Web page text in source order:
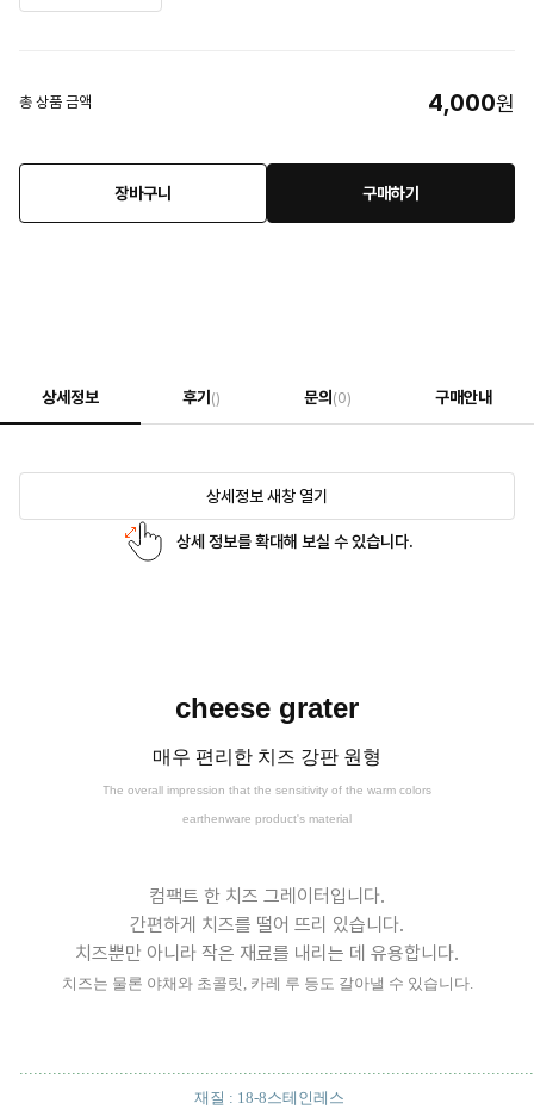
총 상품 금액 4,000원
장바구니 구매하기
상세정보 후기 () 문의 (0) 구매안내
상세정보 새창 열기
상세 정보를 확대해 보실 수 있습니다.
cheese grater
매우 편리한 치즈 강판 원형
The overall impression that the sensitivity of the warm colors
earthenware product's material
컴팩트 한 치즈 그레이터입니다.
간편하게 치즈를 떨어 뜨리 있습니다.
치즈뿐만 아니라 작은 재료를 내리는 데 유용합니다.
치즈는 물론 야채와 초콜릿, 카레 루 등도 갈아낼 수 있습니다.
재질 : 18-8스테인레스